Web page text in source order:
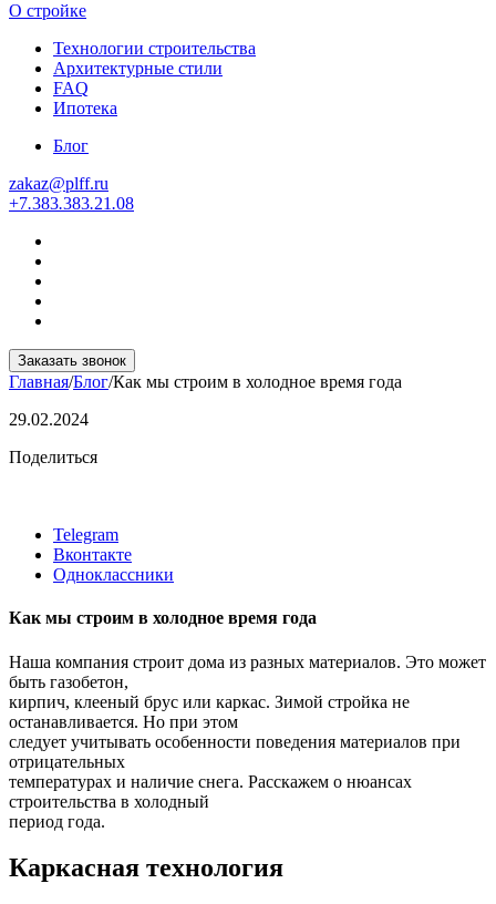
О стройке
Технологии строительства
Архитектурные стили
FAQ
Ипотека
Блог
zakaz@plff.ru
+7.383.383.21.08
Заказать звонок
Главная/Блог/Как мы строим в холодное время года
29.02.2024
Поделиться
Telegram
Вконтакте
Одноклассники
Как мы строим в холодное время года
Наша компания строит дома из разных материалов. Это может
быть газобетон,
кирпич, клееный брус или каркас. Зимой стройка не
останавливается. Но при этом
следует учитывать особенности поведения материалов при
отрицательных
температурах и наличие снега. Расскажем о нюансах
строительства в холодный
период года.
Каркасная технология